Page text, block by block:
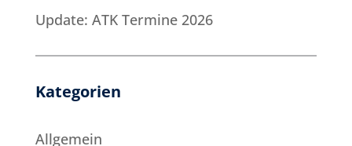
Update: ATK Termine 2026
Kategorien
Allgemein